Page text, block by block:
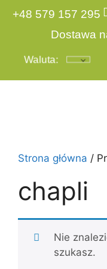
+48 579 157 295
Dostawa
Waluta:
Strona główna /
chapli
Nie
szukasz.